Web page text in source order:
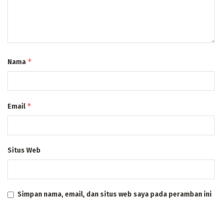
Nama *
Email*
Situs Web
Simpan nama, email, dan situs web saya pada peramban ini